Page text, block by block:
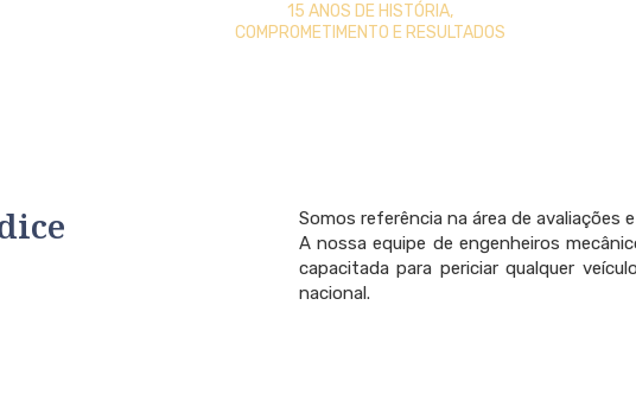
15 ANOS DE HISTÓRIA,
COMPROMETIMENTO E RESULTADOS
Somos referência na área de avaliações
A nossa equipe de engenheiros
capacitada para periciar qualquer
nacional.